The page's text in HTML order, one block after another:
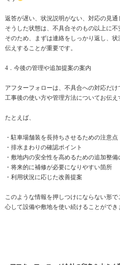
返答が遅い、状況説明がない、対応の見通
そうした状態は、不具合そのもの以上に不
そのため、まずは連絡をしっかり返し、
伝えすることが重要です。
4．今後の管理や追加提案の案内
アフターフォローは、不具合への対応だけ
工事後の使い方や管理方法についてお伝え
たとえば、
・駐車場舗装を長持ちさせるための注意点
・排水まわりの確認ポイント
・敷地内の安全性を高めるための追加整備
・将来的に補修が必要になりやすい箇所
・利用状況に応じた改善提案
このような情報を押しつけにならない形
心して設備や敷地を使い続けることができ